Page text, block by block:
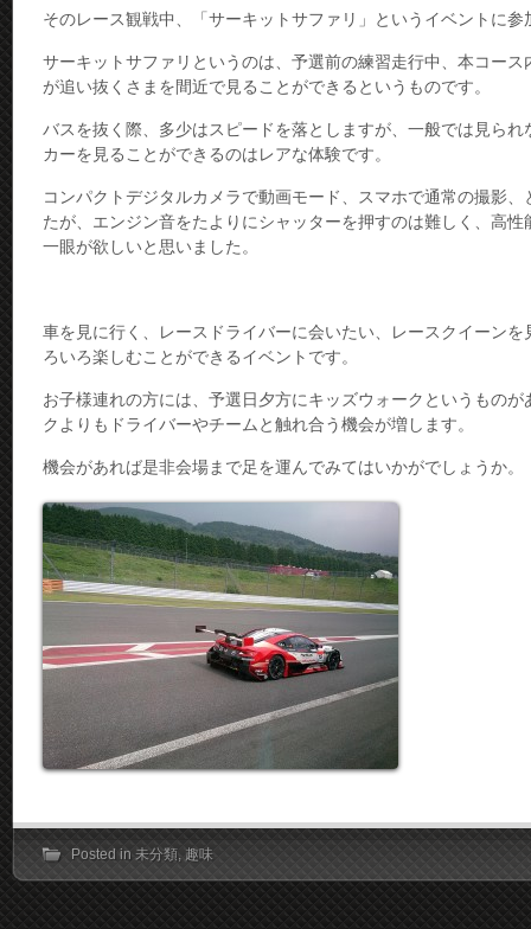
そのレース観戦中、「サーキットサファリ」というイベントに
サーキットサファリというのは、予選前の練習走行中、本コー
が追い抜くさまを間近で見ることができるというものです。
バスを抜く際、多少はスピードを落としますが、一般では見ら
カーを見ることができるのはレアな体験です。
コンパクトデジタルカメラで動画モード、スマホで通常の撮影
たが、エンジン音をたよりにシャッターを押すのは難しく、高
一眼が欲しいと思いました。
車を見に行く、レースドライバーに会いたい、レースクイーン
ろいろ楽しむことができるイベントです。
お子様連れの方には、予選日夕方にキッズウォークというもの
クよりもドライバーやチームと触れ合う機会が増します。
機会があれば是非会場まで足を運んでみてはいかがでしょうか。
Posted in 未分類, 趣味